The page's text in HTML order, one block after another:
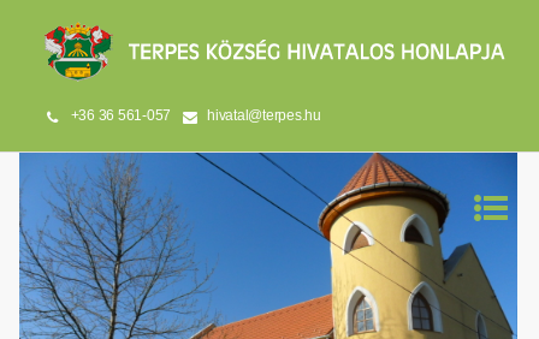
+36 36 561-057 hivatal@terpes.hu